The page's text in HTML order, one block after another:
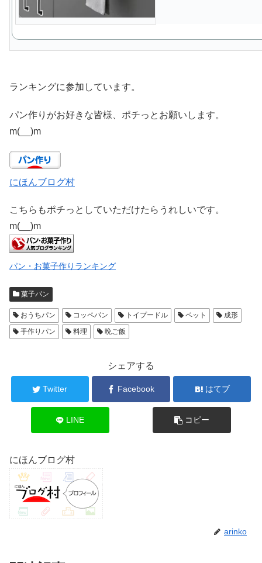
ランキングに参加しています。
パン作りがお好きな皆様、ポチっとお願いします。
m(__)m
にほんブログ村
こちらもポチっとしていただけたらうれしいです。
m(__)m
パン・お菓子作りランキング
菓子パン
おうちパン コッペパン トイプードル ペット
成形
手作りパン
料理 晩ご飯
シェアする
Twitter Facebook はてブ
LINE コピー
にほんブログ村
arinko